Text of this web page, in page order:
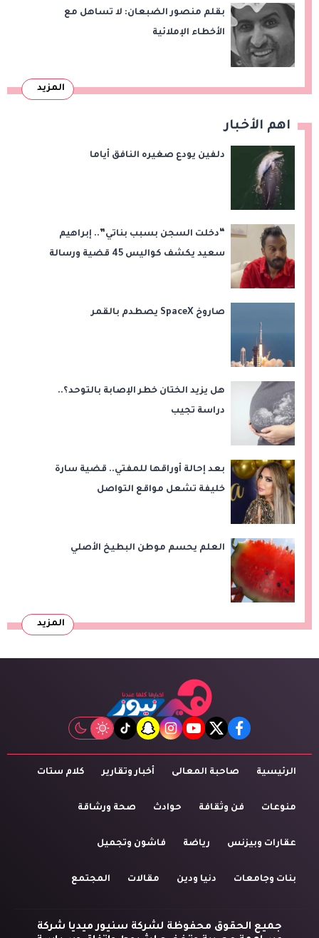
بقلم منصور الضبعان: لا تساهل مع
الأخطاء الإملائية
المزيد
اهم الأخبار
دلفين يودع صغيره النافق أياما
“دخلت السجن بسبب بناتي”.. إبراهيم
سعيد يكشف كواليس 45 قضية ورسالة
صاروخ SpaceX يصطدم بالقمر
هل يزيد الختان خطر الإصابة بالتوحد؟..
دراسة تجيب
بعد إحالة أوراقها للمفتي.. قضية سارة
خليفة تشعل مواقع التواصل
العلم يحسم موطن البطيخ الأصلي
المزيد
facebook
twitter
youtube
instagram
snapchat
tiktok
الرئيسية صاحبة المعالى أخبار وتقارير كلام ستات
منوعات فن وثقافة حوادث صحة ورشاقة
عقارات وبيزنس رياضة فاشون وتجميل
بنات وجامعات دنيا ودين مقالات المجتمع
جميع الحقوق محفوظة لشركة سنيور ميديا شركة